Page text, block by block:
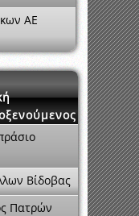
ΑΕ
Βίδοβας
Πατρών